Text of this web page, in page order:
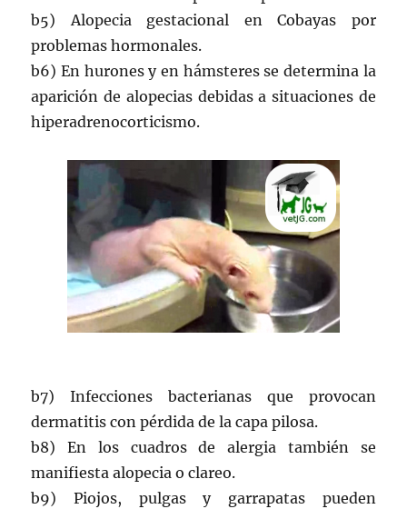
b5) Alopecia gestacional en Cobayas por
problemas hormonales.
b6) En hurones y en hámsteres se determina la
aparición de alopecias debidas a situaciones de
hiperadrenocorticismo.
b7) Infecciones bacterianas que provocan
dermatitis con pérdida de la capa pilosa.
b8) En los cuadros de alergia también se
manifiesta alopecia o clareo.
b9) Piojos, pulgas y garrapatas pueden